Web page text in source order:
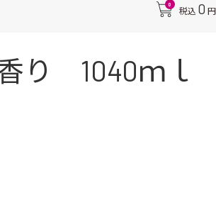
0
税込 0 円
り 1040ｍｌ